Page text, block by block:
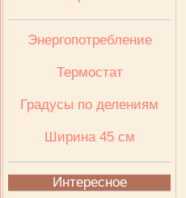
Энергопотребление
Термостат
Градусы по делениям
Ширина 45 см
Интересное